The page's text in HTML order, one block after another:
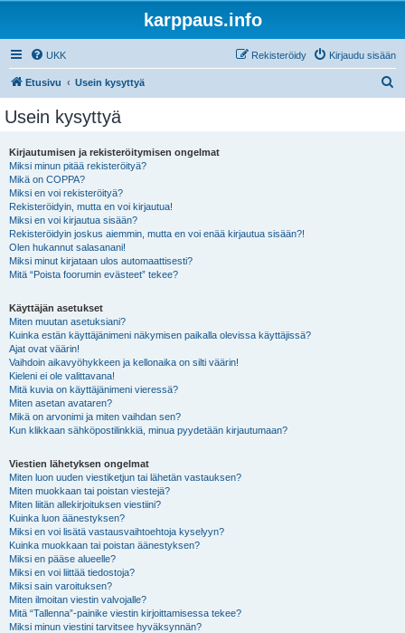
karppaus.info
UKK Kirjaudu sisään
Rekisteröidy
Etusivu Usein kysyttyä
Usein kysyttyä
Kirjautumisen ja rekisteröitymisen ongelmat
Miksi minun pitää rekisteröityä?
Mikä on COPPA?
Miksi en voi rekisteröityä?
Rekisteröidyin, mutta en voi kirjautua!
Miksi en voi kirjautua sisään?
Rekisteröidyin joskus aiemmin, mutta en voi enää kirjautua sisään?!
Olen hukannut salasanani!
Miksi minut kirjataan ulos automaattisesti?
Mitä “Poista foorumin evästeet” tekee?
Käyttäjän asetukset
Miten muutan asetuksiani?
Kuinka estän käyttäjänimeni näkymisen paikalla olevissa käyttäjissä?
Ajat ovat väärin!
Vaihdoin aikavyöhykkeen ja kellonaika on silti väärin!
Kieleni ei ole valittavana!
Mitä kuvia on käyttäjänimeni vieressä?
Miten asetan avataren?
Mikä on arvonimi ja miten vaihdan sen?
Kun klikkaan sähköpostilinkkiä, minua pyydetään kirjautumaan?
Viestien lähetyksen ongelmat
Miten luon uuden viestiketjun tai lähetän vastauksen?
Miten muokkaan tai poistan viestejä?
Miten liitän allekirjoituksen viestiini?
Kuinka luon äänestyksen?
Miksi en voi lisätä vastausvaihtoehtoja kyselyyn?
Kuinka muokkaan tai poistan äänestyksen?
Miksi en pääse alueelle?
Miksi en voi liittää tiedostoja?
Miksi sain varoituksen?
Miten ilmoitan viestin valvojalle?
Mitä “Tallenna”-painike viestin kirjoittamisessa tekee?
Miksi minun viestini tarvitsee hyväksynnän?